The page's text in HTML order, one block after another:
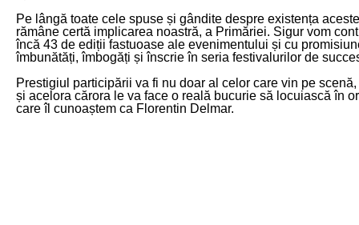
Pe lângă toate cele spuse și gândite despre existența
rămâne certă implicarea noastră, a Primăriei. Sigur vom
încă 43 de ediții fastuoase ale evenimentului și cu
îmbunătăți, îmbogăți și înscrie în seria festivalurilor de
Prestigiul participării va fi nu doar al celor care vin pe
și acelora cărora le va face o reală bucurie să locuiască în
care îl cunoaștem ca Florentin Delmar.